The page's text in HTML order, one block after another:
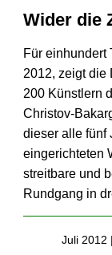
Wider die
Für einhundert
2012, zeigt die
200 Künstlern
Christov-
dieser alle fünf
eingerichteten
streitbare und
Rundgang in
Juli 2012 |